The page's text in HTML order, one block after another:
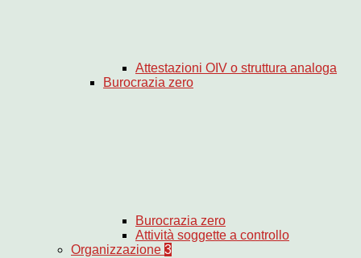
Attestazioni OIV o struttura analoga
Burocrazia zero
Burocrazia zero
Attività soggette a controllo
Organizzazione 3